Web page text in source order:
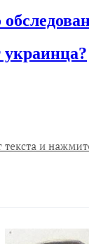
украинца?